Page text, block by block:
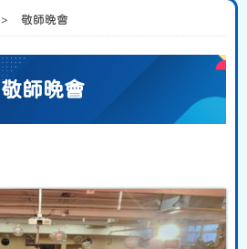
> 敬師晚會
敬師晚會